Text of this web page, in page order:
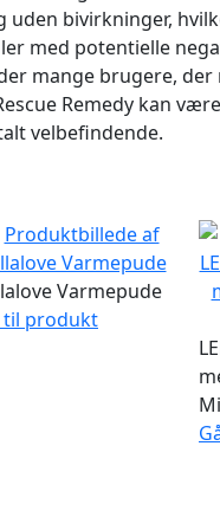
uden bivirkninger,
med potentielle
mange brugere,
Remedy kan
velbefindende.
Varmepude
til produkt